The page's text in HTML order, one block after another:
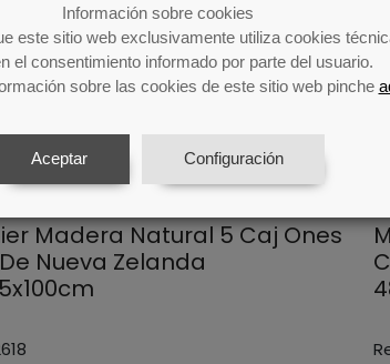
Información sobre cookies
este sitio web exclusivamente utiliza cookies
el consentimiento informado por parte del usuario.
sobre las cookies de este sitio web pinche
Aceptar Configuración
Madera Natural 5 Caj Ones
Nueva Zelanda